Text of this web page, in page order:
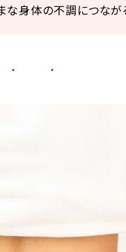
な身体の不調につなが